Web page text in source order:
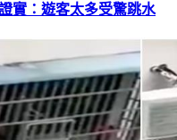
實：遊客太多受驚跳水